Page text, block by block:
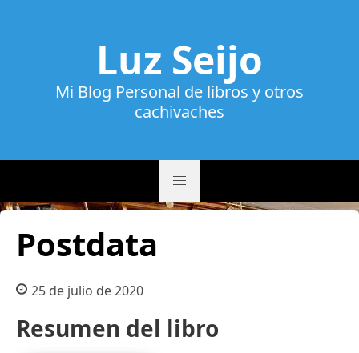
Luz Seijo
Mi Blog Personal de libros y otros
cachivaches
Postdata
25 de julio de 2020
Resumen del libro